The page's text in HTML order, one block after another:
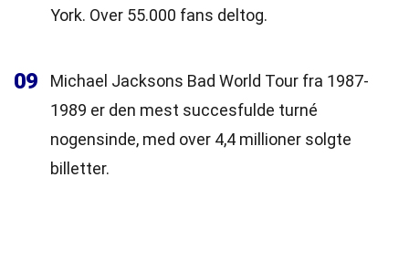
York. Over 55.000 fans deltog.
09
Michael Jacksons Bad World Tour fra 1987-
1989 er den mest succesfulde turné
nogensinde, med over 4,4 millioner solgte
billetter.